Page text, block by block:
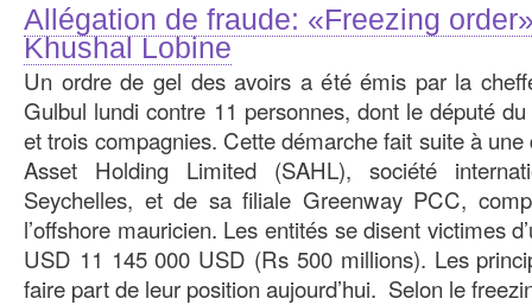
Allégation de fraude: «Freezing
Khushal Lobine
Un ordre de gel des avoirs a été émis par la
Gulbul lundi contre 11 personnes, dont le député
et trois compagnies. Cette démarche fait suite à
Asset Holding Limited (SAHL), société
Seychelles, et de sa filiale Greenway PCC,
l’offshore mauricien. Les entités se disent victimes
USD 11 145 000 USD (Rs 500 millions). Les
faire part de leur position aujourd’hui. Selon le